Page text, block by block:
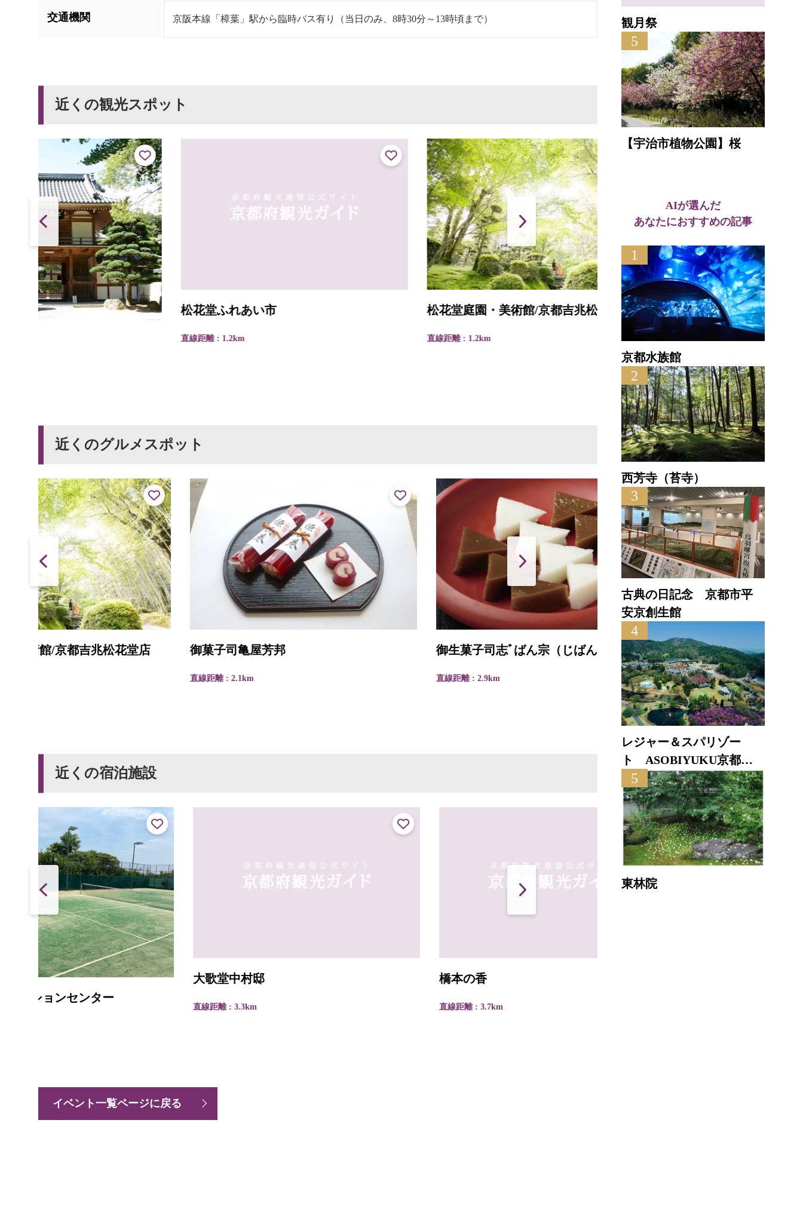
交通機関 京阪本線「樟葉」駅から臨時バス有り（当日のみ、8時30分～13時頃まで）
近くの観光スポット
松花堂ふれあい市 松花堂庭園・美術館/京都吉兆松花堂店 松花堂庭園・美術館/京都吉兆松花堂店
近くのグルメスポット
御菓子司亀屋芳邦 御生菓子司志ﾞばん宗（じばんそう） やわた走井餅老舗
近くの宿泊施設
大歌堂中村邸
イベント一覧ページに戻る
観月祭
5
【宇治市植物公園】桜
AIが選んだ
あなたにおすすめの記事
1
京都水族館
2
西芳寺（苔寺）
3
古典の日記念 京都市平
安京創生館
4
レジャー＆スパリゾー
ト ASOBIYUKU京都る
り渓温泉
5
東林院